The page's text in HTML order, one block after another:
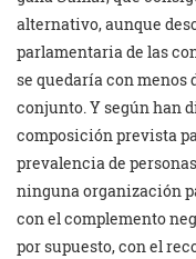
alternativo, aunque
parlamentaria de las
se quedaría con menos
conjunto. Y según han
composición prevista
prevalencia de
ninguna organización
con el complemento
por supuesto, con el